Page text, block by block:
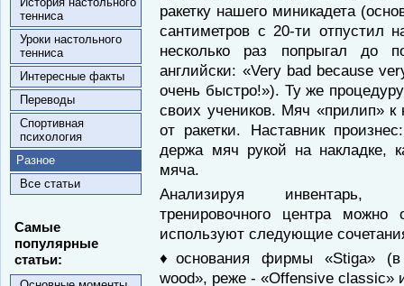
тенниса
Уроки настольного
тенниса
Интересные факты
Переводы
Спортивная
психология
Разное
Все статьи
Самые
популярные
статьи:
ракетку нашего миникадета
сантиметров с 20-ти отпустил
несколько раз попрыгал до
английски: «Very bad because
очень быстро!»). Ту же
своих учеников. Мяч «прилип» к
от ракетки. Наставник
держа мяч рукой на накладке,
мяча.
Анализируя инвентарь,
тренировочного центра
используют следующие
♦основания фирмы «Stiga» (в
wood», реже - «Offensive classic»